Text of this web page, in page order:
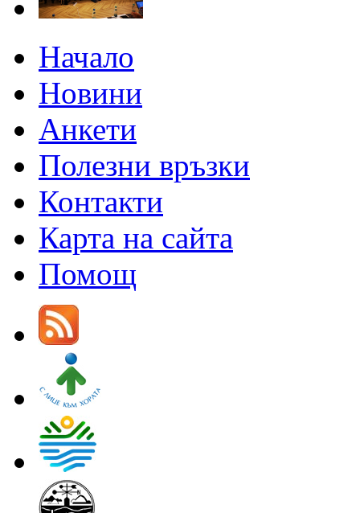
Начало
Новини
Анкети
Полезни връзки
Контакти
Карта на сайта
Помощ